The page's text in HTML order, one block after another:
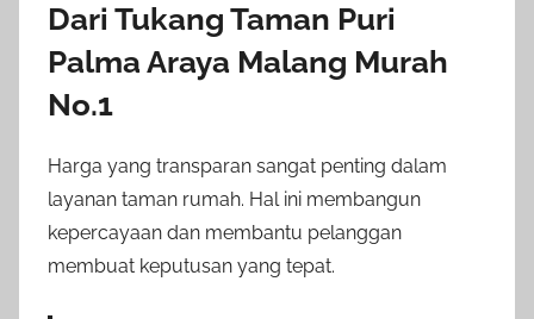
Dari Tukang Taman Puri
Palma Araya Malang Murah
No.1
Harga yang transparan sangat penting dalam
layanan taman rumah. Hal ini membangun
kepercayaan dan membantu pelanggan
membuat keputusan yang tepat.